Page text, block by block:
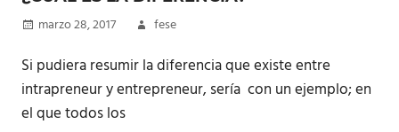
marzo 28, 2017 fese
Si pudiera resumir la diferencia que existe entre
intrapreneur y entrepreneur, sería con un ejemplo; en
el que todos los